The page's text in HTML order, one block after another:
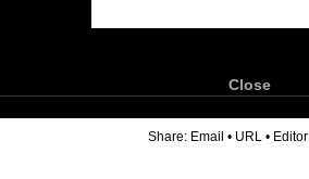
Close
Share: Email • URL • Editor